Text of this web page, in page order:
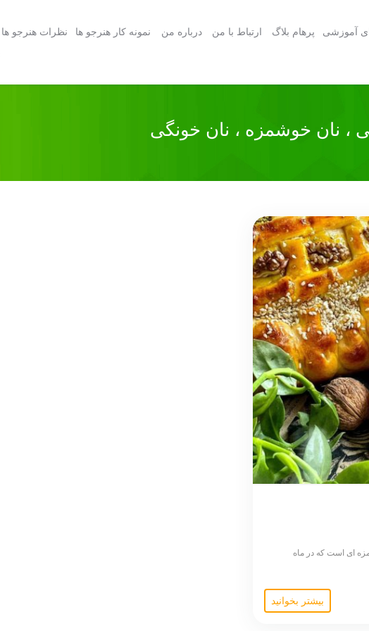
آموزشی پرهام بلاگ ارتباط با من درباره من نمونه کار هنرجو ها نظرات هنرجو ها
، نان خوشمزه ، نان خونگی
ای است که در ماه
بیشتر بخوانید